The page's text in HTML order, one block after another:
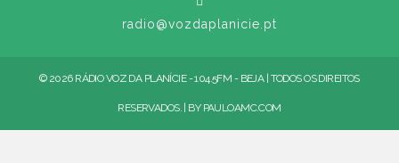
radio@vozdaplanicie.pt
© 2026 RÁDIO VOZ DA PLANÍCIE - 104.5FM - BEJA | TODOS OS DIREITOS
RESERVADOS. | BY PAULOAMC.COM